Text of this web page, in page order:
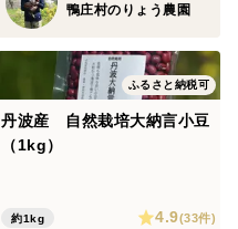
鴨庄村のりょう農園
ふるさと納税可
丹波産 自然栽培大納言小豆
（1kg）
約1kg 4.9(33件)